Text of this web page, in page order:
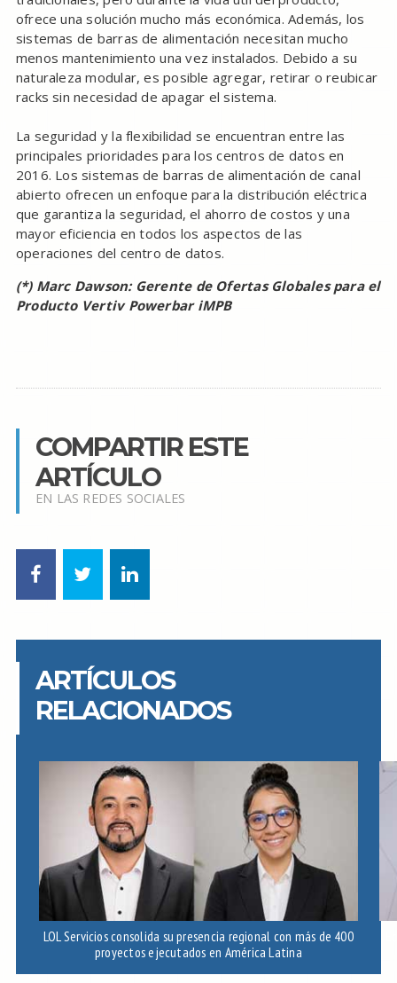
ofrece una solución mucho más económica. Además, los
sistemas de barras de alimentación necesitan mucho
menos mantenimiento una vez instalados. Debido a su
naturaleza modular, es posible agregar, retirar o reubicar
racks sin necesidad de apagar el sistema.
La seguridad y la flexibilidad se encuentran entre las
principales prioridades para los centros de datos en
2016. Los sistemas de barras de alimentación de canal
abierto ofrecen un enfoque para la distribución eléctrica
que garantiza la seguridad, el ahorro de costos y una
mayor eficiencia en todos los aspectos de las
operaciones del centro de datos.
(*) Marc Dawson: Gerente de Ofertas Globales para el
Producto Vertiv Powerbar iMPB
COMPARTIR ESTE
ARTÍCULO
EN LAS REDES SOCIALES
ARTÍCULOS
RELACIONADOS
LOL Servicios consolida su presencia regional con más de 400
proyectos ejecutados en América Latina